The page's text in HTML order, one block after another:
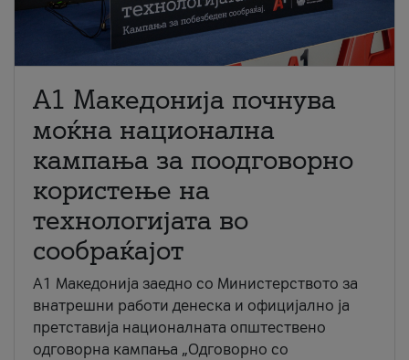
A1 Македонија почнува
моќна национална
кампања за поодговорно
користење на
технологијата во
сообраќајот
A1 Македонија заедно со Министерството за
внатрешни работи денеска и официјално ја
претставија националната општествено
одговорна кампања „Одговорно со